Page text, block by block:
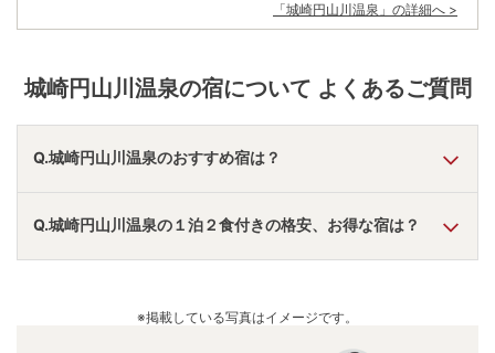
客の作品をもとに、当地の歴史をたどるのも趣き深
きないカヤックやカヌーなどの各種ウォータースポー
ツを楽しめる「円山川公苑」などがオススメ。 のんび
「城崎円山川温泉 」の詳細へ >
城崎円山川温泉の宿について よくあるご質問
Q.城崎円山川温泉のおすすめ宿は？
A.「神戸ポートピアホテル」・「シーサイドホテル舞子ビラ
里湯ひととき 夢乃井
などの旅館・ホテルがお
すすめの宿泊先です。
Q.城崎円山川温泉の１泊２食付きの格安、お得な宿は？
ホテル ザ・ネスタ ＆ スパ
お得な価格で泊まれる宿泊先です。
※掲載している写真はイメージです。